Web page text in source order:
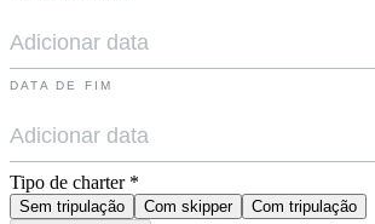
DATA DE FIM
Tipo de charter *
Sem tripulação Com skipper
Com tripulação